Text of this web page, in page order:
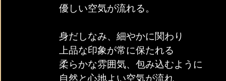
優しい空気が流れる。
身だしなみ、細やかに関わり
上品な印象が常に保たれる
柔らかな雰囲気、包み込むように
自然と心地よい空気が流れ